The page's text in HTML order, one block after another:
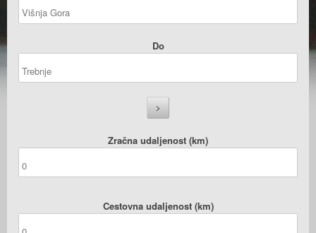
Do
Zračna udaljenost (km)
Cestovna udaljenost (km)